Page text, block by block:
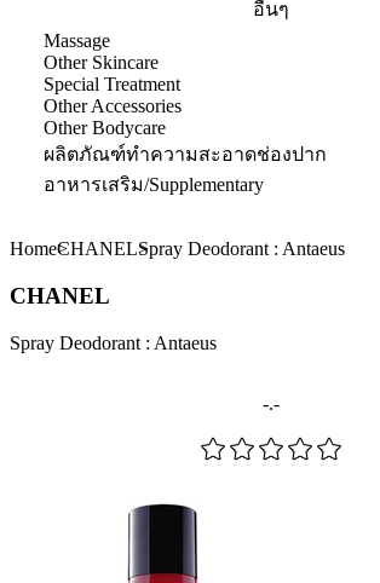
อื่นๆ
Massage
Other Skincare
Special Treatment
Other Accessories
Other Bodycare
ผลิตภัณฑ์ทำความสะอาดช่องปาก
อาหารเสริม/Supplementary
HomeCHANELSpray Deodorant : Antaeus
CHANEL
Spray Deodorant : Antaeus
-.-